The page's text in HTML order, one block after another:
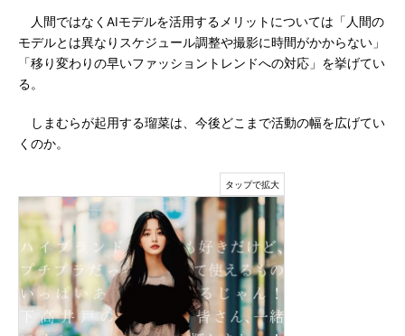
人間ではなくAIモデルを活用するメリットについては「人間の
モデルとは異なりスケジュール調整や撮影に時間がかからない」
「移り変わりの早いファッショントレンドへの対応」を挙げてい
る。
しまむらが起用する瑠菜は、今後どこまで活動の幅を広げてい
くのか。